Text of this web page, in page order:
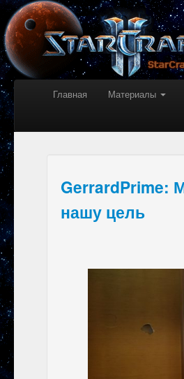
Главная Материалы
GerrardPrime:
нашу цель